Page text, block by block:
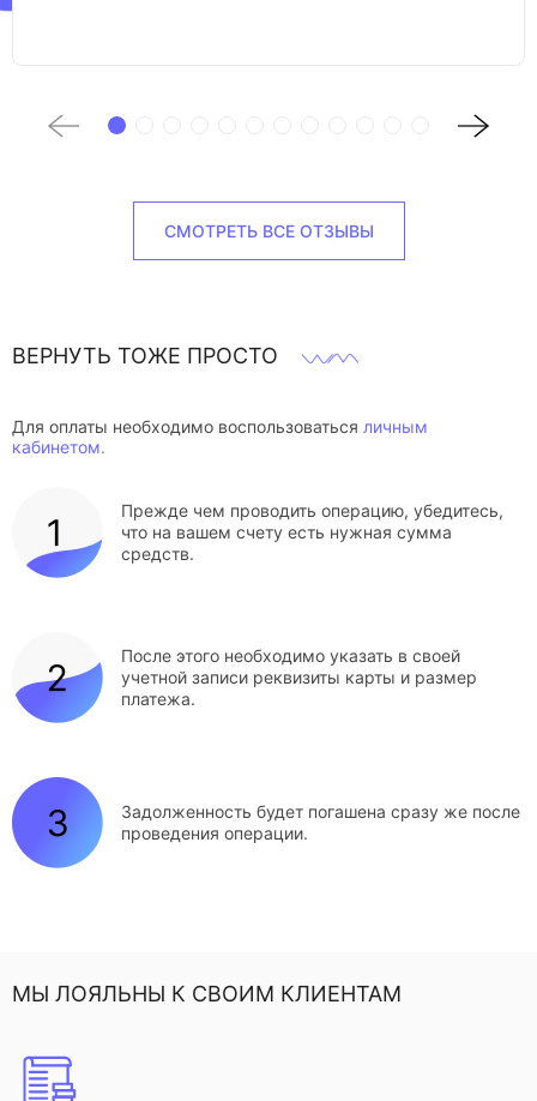
СМОТРЕТЬ ВСЕ ОТЗЫВЫ
ВЕРНУТЬ ТОЖЕ ПРОСТО
Для оплаты необходимо воспользоваться личным
кабинетом.
Прежде чем проводить операцию, убедитесь,
что на вашем счету есть нужная сумма
средств.
После этого необходимо указать в своей
учетной записи реквизиты карты и размер
платежа.
Задолженность будет погашена сразу же после
проведения операции.
МЫ ЛОЯЛЬНЫ К СВОИМ КЛИЕНТАМ